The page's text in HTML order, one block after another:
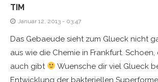
TIM
Januar 12, 2013 - 03:47
Das Gebaeude sieht zum Glueck nicht
aus wie die Chemie in Frankfurt. Schoen,
auch gibt
Wuensche dir viel Glueck
Entwicklung der bakteriellen